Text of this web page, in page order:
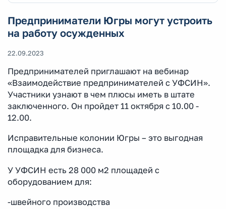
Предприниматели Югры могут устроить
на работу осужденных
22.09.2023
Предпринимателей приглашают на вебинар
«Взаимодействие предпринимателей с УФСИН».
Участники узнают в чем плюсы иметь в штате
заключенного. Он пройдет 11 октября с 10.00 -
12.00.
Исправительные колонии Югры – это выгодная
площадка для бизнеса.
У УФСИН есть 28 000 м2 площадей с
оборудованием для:
-швейного производства